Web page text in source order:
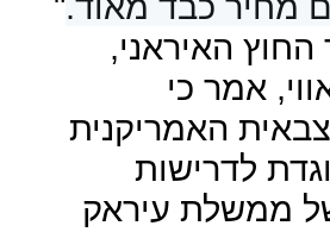
האיראני,
אמר כי
האמריקנית
לדרישות
ממשלת עיראק